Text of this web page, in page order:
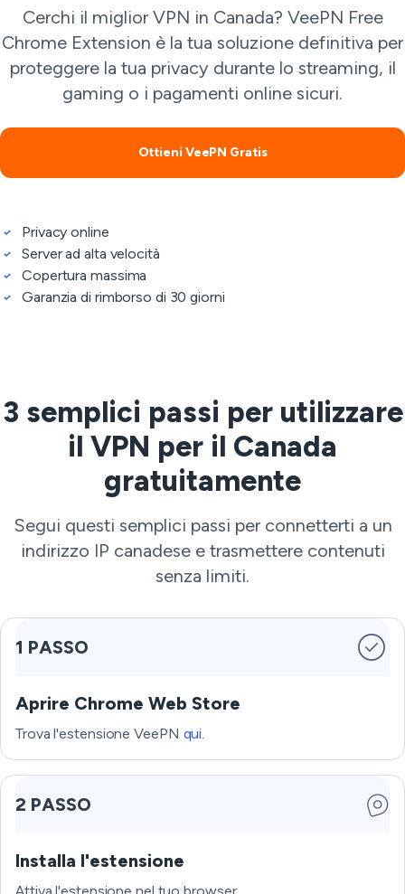
Cerchi il miglior VPN in Canada? VeePN Free
Chrome Extension è la tua soluzione definitiva per
proteggere la tua privacy durante lo streaming, il
gaming o i pagamenti online sicuri.
Ottieni VeePN Gratis
Privacy online
Server ad alta velocità
Copertura massima
Garanzia di rimborso di 30 giorni
3 semplici passi per utilizzare
il VPN per il Canada
gratuitamente
Segui questi semplici passi per connetterti a un
indirizzo IP canadese e trasmettere contenuti
senza limiti.
1 PASSO
Aprire Chrome Web Store
Trova l'estensione VeePN qui.
2 PASSO
Installa l'estensione